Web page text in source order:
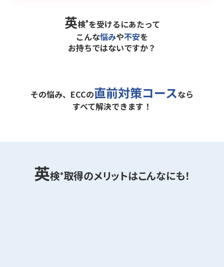
英検®を受けるにあたって
こんな悩みや不安を
お持ちではないですか？
その悩み、ECCの直前対策コースなら
すべて解決できます！
英検®取得のメリットはこんなにも！